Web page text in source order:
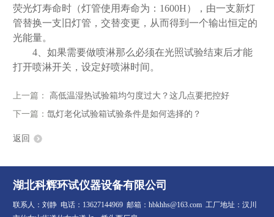
荧光灯寿命时（灯管使用寿命为：1600H），由一支新灯
管替换一支旧灯管，交替变更，从而得到一个输出恒定的
光能量。
4、如果需要做喷淋那么必须在光照试验结束后才能
打开喷淋开关，设定好喷淋时间。
上一篇： 高低温湿热试验箱均匀度过大？这几点要把控好
下一篇：氙灯老化试验箱试验条件是如何选择的？
返回
湖北科辉环试仪器设备有限公司
联系人：刘静 电话：13627144969 邮箱：hbkhhs@163.com 工厂地址：汉川